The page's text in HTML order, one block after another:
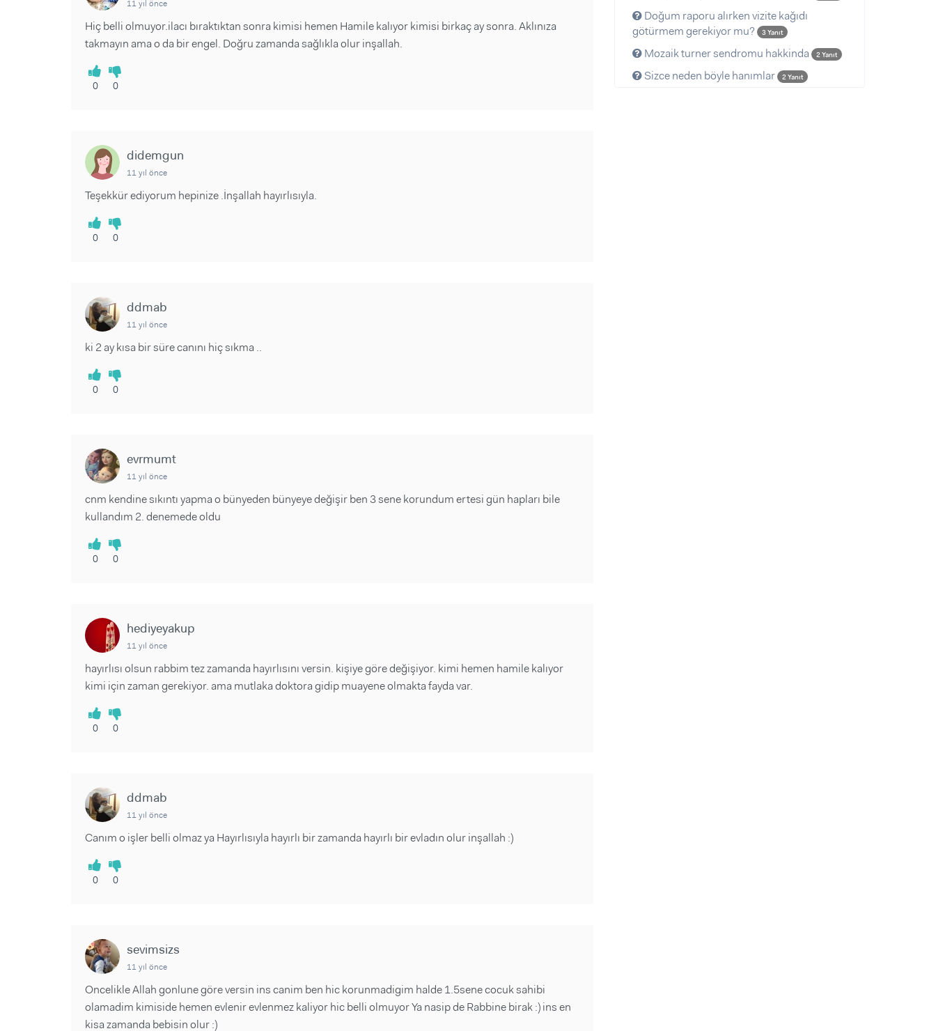
11 yıl önce
Hiç belli olmuyor.ilacı bıraktıktan sonra kimisi hemen Hamile kalıyor kimisi birkaç ay sonra. Aklınıza
takmayın ama o da bir engel. Doğru zamanda sağlıkla olur inşallah.
0 0
didemgun
11 yıl önce
Teşekkür ediyorum hepinize .İnşallah hayırlısıyla.
0 0
ddmab
11 yıl önce
ki 2 ay kısa bir süre canını hiç sıkma ..
0 0
evrmumt
11 yıl önce
cnm kendine sıkıntı yapma o bünyeden bünyeye değişir ben 3 sene korundum ertesi gün hapları bile
kullandım 2. denemede oldu
0 0
hediyeyakup
11 yıl önce
hayırlısı olsun rabbim tez zamanda hayırlısını versin. kişiye göre değişiyor. kimi hemen hamile kalıyor
kimi için zaman gerekiyor. ama mutlaka doktora gidip muayene olmakta fayda var.
0 0
ddmab
11 yıl önce
Canım o işler belli olmaz ya Hayırlısıyla hayırlı bir zamanda hayırlı bir evladın olur inşallah :)
0 0
sevimsizs
11 yıl önce
Oncelikle Allah gonlune göre versin ins canim ben hic korunmadigim halde 1.5sene cocuk sahibi
olamadim kimiside hemen evlenir evlenmez kaliyor hic belli olmuyor Ya nasip de Rabbine birak :) ins en
kisa zamanda bebisin olur :)
Doğum raporu alırken vizite kağıdı
götürmem gerekiyor mu?
3 Yanıt
Mozaik turner sendromu hakkinda 2 Yanıt
Sizce neden böyle hanımlar 2 Yanıt